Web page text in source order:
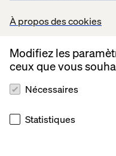
À propos des cookies
Modifiez les
ceux que vous
Nécessaires
Statistiques